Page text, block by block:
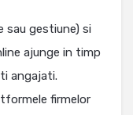
sau gestiune) si
ajunge in timp
angajati.
firmelor